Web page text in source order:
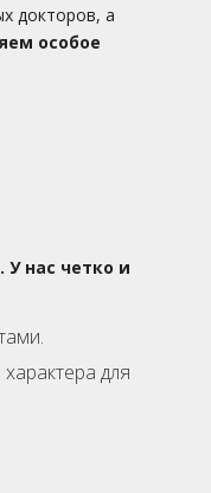
докторов, а
особое
нас четко и
для